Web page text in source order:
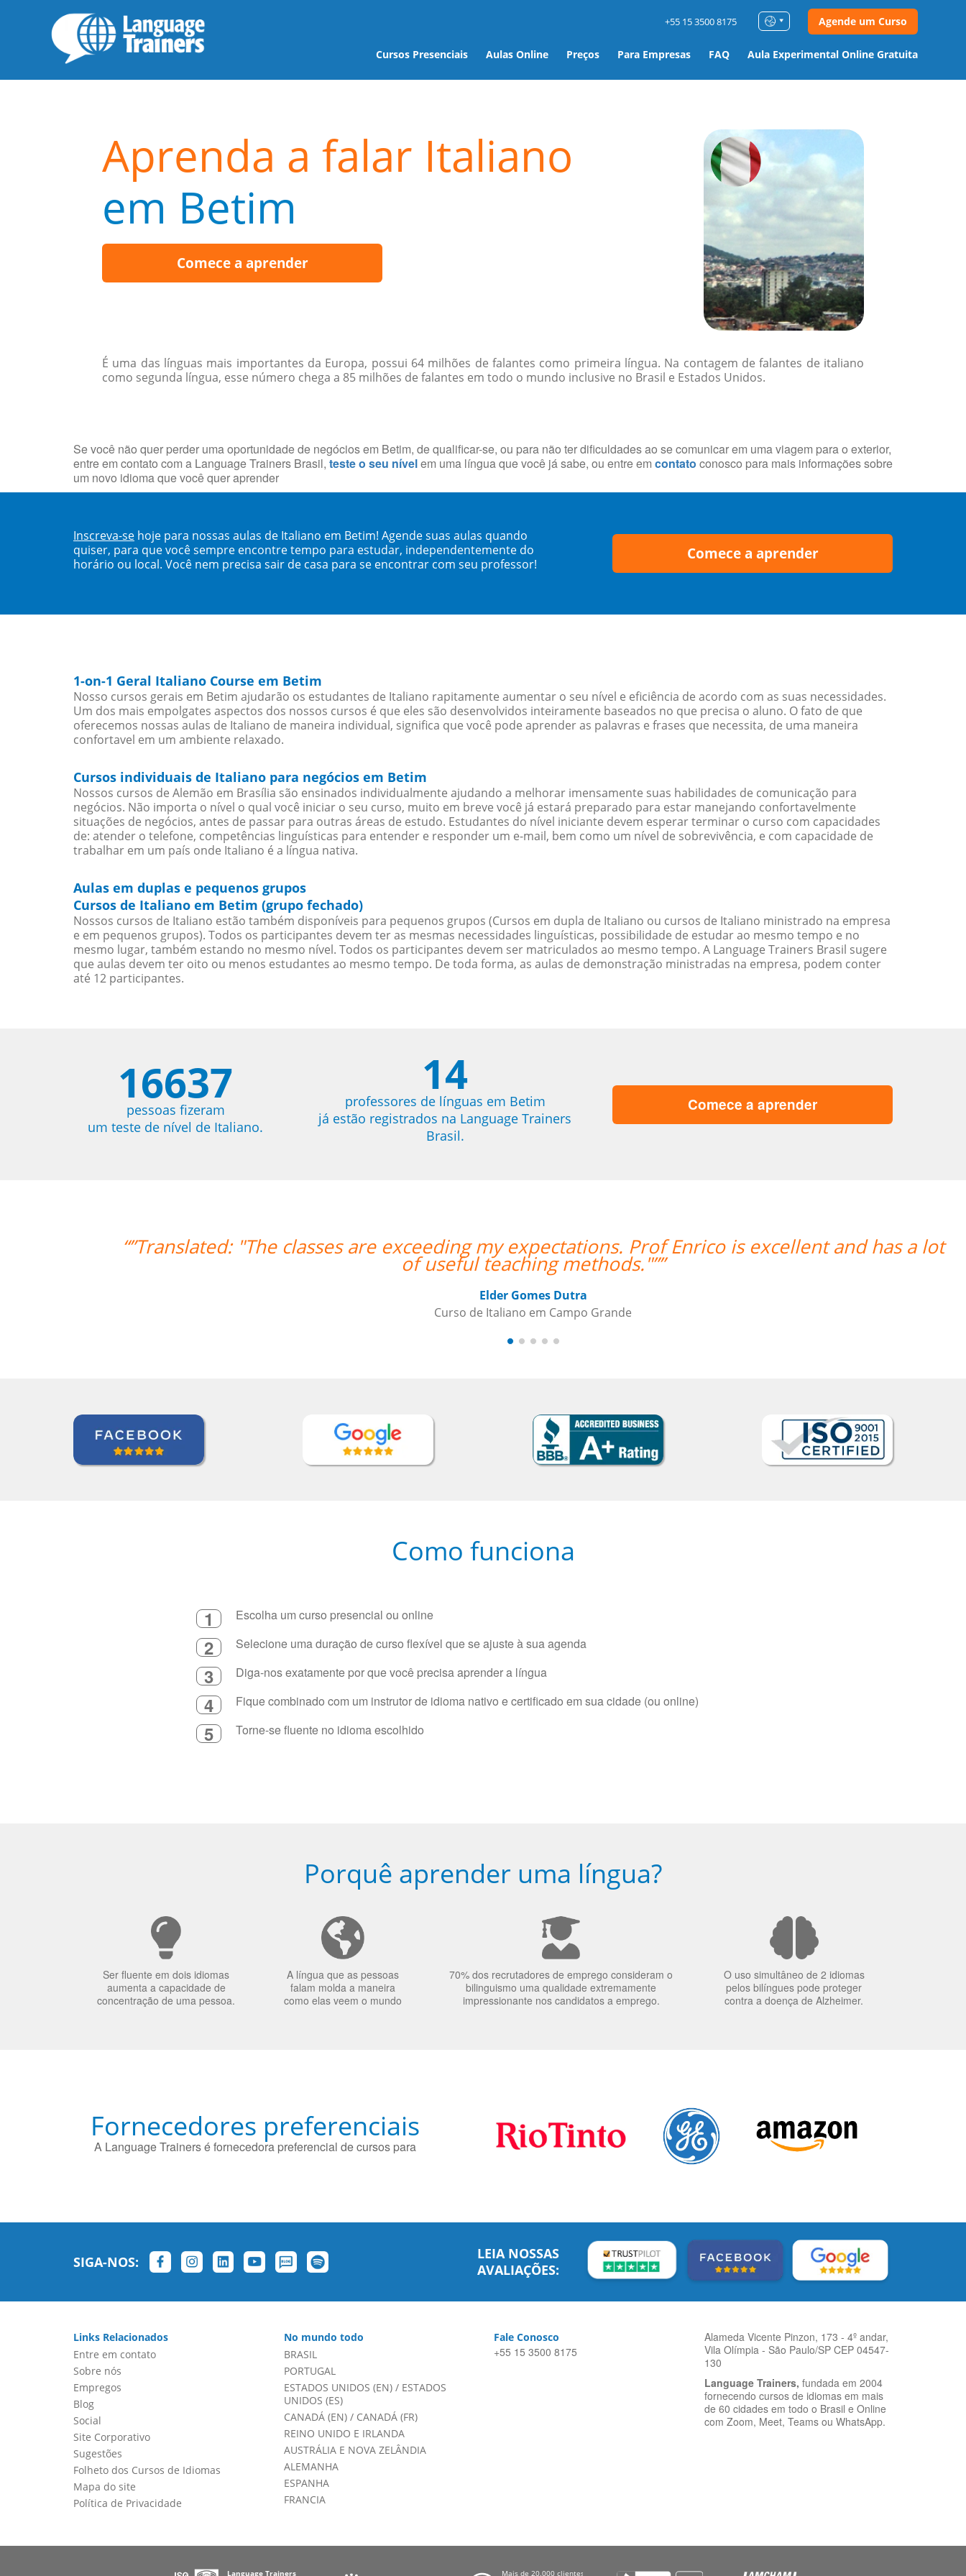
Cursos Presenciais Aulas Online Preços Para Empresas FAQ Aula Experimental Online Gratuita
+55 15 3500 8175 Agende um Curso
Aprenda a falar Italiano
em Betim
Comece a aprender
É uma das línguas mais importantes da Europa, possui 64 milhões de falantes como primeira língua. Na contagem de falantes de italiano
como segunda língua, esse número chega a 85 milhões de falantes em todo o mundo inclusive no Brasil e Estados Unidos.
Se você não quer perder uma oportunidade de negócios em Betim, de qualificar-se, ou para não ter dificuldades ao se comunicar em uma viagem para o exterior,
entre em contato com a Language Trainers Brasil, teste o seu nívelem uma língua que você já sabe, ou entre em contato conosco para mais informações sobre
um novo idioma que você quer aprender
Inscreva-se hoje para nossas aulas de Italiano em Betim! Agende suas aulas quando
quiser, para que você sempre encontre tempo para estudar, independentemente do
horário ou local. Você nem precisa sair de casa para se encontrar com seu professor!
Comece a aprender
1-on-1 Geral Italiano Course em Betim
Nosso cursos gerais em Betim ajudarão os estudantes de Italiano rapitamente aumentar o seu nível e eficiência de acordo com as suas necessidades.
Um dos mais empolgates aspectos dos nossos cursos é que eles são desenvolvidos inteiramente baseados no que precisa o aluno. O fato de que
oferecemos nossas aulas de Italiano de maneira individual, significa que você pode aprender as palavras e frases que necessita, de uma maneira
confortavel em um ambiente relaxado.
Cursos individuais de Italiano para negócios em Betim
Nossos cursos de Alemão em Brasília são ensinados individualmente ajudando a melhorar imensamente suas habilidades de comunicação para
negócios. Não importa o nível o qual você iniciar o seu curso, muito em breve você já estará preparado para estar manejando confortavelmente
situações de negócios, antes de passar para outras áreas de estudo. Estudantes do nível iniciante devem esperar terminar o curso com capacidades
de: atender o telefone, competências linguísticas para entender e responder um e-mail, bem como um nível de sobrevivência, e com capacidade de
trabalhar em um país onde Italiano é a língua nativa.
Aulas em duplas e pequenos grupos
Cursos de Italiano em Betim (grupo fechado)
Nossos cursos de Italiano estão também disponíveis para pequenos grupos (Cursos em dupla de Italiano ou cursos de Italiano ministrado na empresa
e em pequenos grupos). Todos os participantes devem ter as mesmas necessidades linguísticas, possibilidade de estudar ao mesmo tempo e no
mesmo lugar, também estando no mesmo nível. Todos os participantes devem ser matriculados ao mesmo tempo. A Language Trainers Brasil sugere
que aulas devem ter oito ou menos estudantes ao mesmo tempo. De toda forma, as aulas de demonstração ministradas na empresa, podem conter
até 12 participantes.
16637
pessoas fizeram
um teste de nível de Italiano.
14
professores de línguas em Betim
já estão registrados na Language Trainers
Brasil.
Comece a aprender
are exceeding my expectations. Prof Enrico is excellent and has a lot “”Estou amando minhas
Como funciona
1 Escolha um curso presencial ou online
2 Selecione uma duração de curso flexível que se ajuste à sua agenda
3 Diga-nos exatamente por que você precisa aprender a língua
4 Fique combinado com um instrutor de idioma nativo e certificado em sua cidade (ou online)
5 Torne-se fluente no idioma escolhido
Porquê aprender uma língua?
Ser fluente em dois idiomas
aumenta a capacidade de
concentração de uma pessoa.
A língua que as pessoas
falam molda a maneira
como elas veem o mundo
70% dos recrutadores de emprego consideram o
bilinguismo uma qualidade extremamente
impressionante nos candidatos a emprego.
O uso simultâneo de 2 idiomas
pelos bilíngues pode proteger
contra a doença de Alzheimer.
Fornecedores preferenciais
A Language Trainers é fornecedora preferencial de cursos para
SIGA-NOS:
LEIA NOSSAS
AVALIAÇÕES:
Links Relacionados
Entre em contato
Sobre nós
Empregos
Blog
Social
Site Corporativo
Sugestões
Folheto dos Cursos de Idiomas
Mapa do site
Política de Privacidade
No mundo todo
BRASIL
PORTUGAL
ESTADOS UNIDOS (EN)/ ESTADOS
UNIDOS (ES)
CANADÁ (EN)/ CANADÁ (FR)
REINO UNIDO E IRLANDA
AUSTRÁLIA E NOVA ZELÂNDIA
ALEMANHA
ESPANHA
FRANCIA
Fale Conosco
+55 15 3500 8175
Alameda Vicente Pinzon, 173 - 4º andar,
Vila Olímpia - São Paulo/SP CEP 04547-
130
Language Trainers, fundada em 2004
fornecendo cursos de idiomas em mais
de 60 cidades em todo o Brasil e Online
com Zoom, Meet, Teams ou WhatsApp.